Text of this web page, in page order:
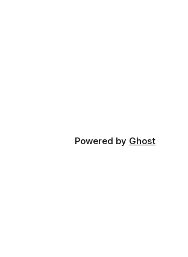
Powered by Ghost